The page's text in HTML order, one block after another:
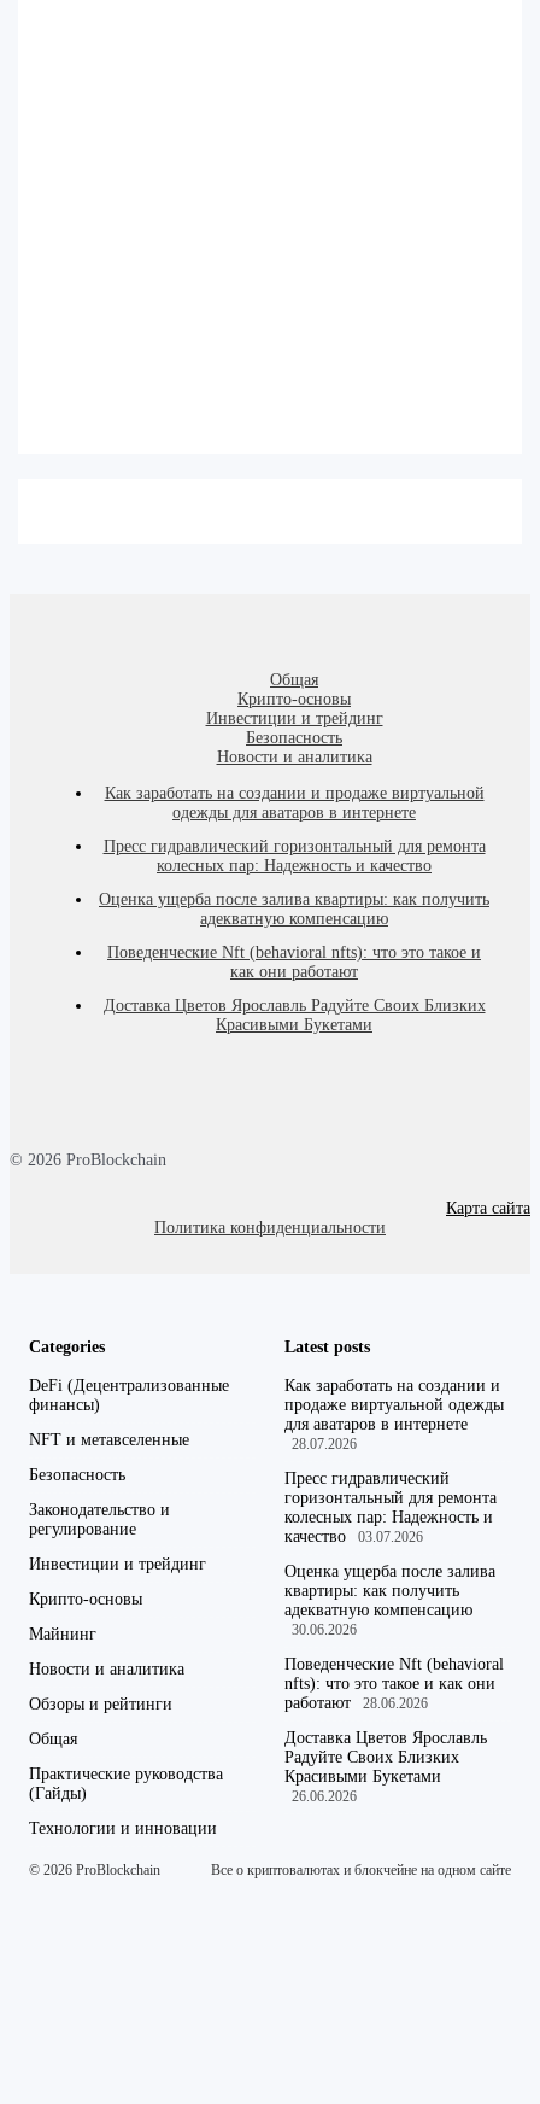
Общая
Крипто-основы
Инвестиции и трейдинг
Безопасность
Новости и аналитика
Как заработать на создании и продаже виртуальной
одежды для аватаров в интернете
Пресс гидравлический горизонтальный для ремонта
колесных пар: Надежность и качество
Оценка ущерба после залива квартиры: как получить
адекватную компенсацию
Поведенческие Nft (behavioral nfts): что это такое и
как они работают
Доставка Цветов Ярославль Радуйте Своих Близких
Красивыми Букетами
© 2026 ProBlockchain
Карта сайта
Политика конфиденциальности
Categories
DeFi (Децентрализованные
финансы)
NFT и метавселенные
Безопасность
Законодательство и
регулирование
Инвестиции и трейдинг
Крипто-основы
Майнинг
Новости и аналитика
Обзоры и рейтинги
Общая
Практические руководства
(Гайды)
Технологии и инновации
Latest posts
Как заработать на создании и
продаже виртуальной одежды
для аватаров в интернете
28.07.2026
Пресс гидравлический
горизонтальный для ремонта
колесных пар: Надежность и
качество
03.07.2026
Оценка ущерба после залива
квартиры: как получить
адекватную компенсацию
30.06.2026
Поведенческие Nft (behavioral
nfts): что это такое и как они
работают
28.06.2026
Доставка Цветов Ярославль
Радуйте Своих Близких
Красивыми Букетами
26.06.2026
© 2026 ProBlockchain Все о криптовалютах и блокчейне на одном сайте